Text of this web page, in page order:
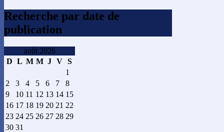
Recherche par date de
publication
août 2026
D L M M J V S
1
2
3 4 5 6 7
8
9
10 11 12 13 14 15
16 17 18 19 20 21 22
23 24 25 26 27 28 29
30 31